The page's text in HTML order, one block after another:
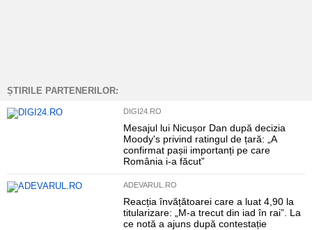
ȘTIRILE PARTENERILOR:
DIGI24.RO
Mesajul lui Nicușor Dan după decizia
Moody's privind ratingul de țară: „A
confirmat pașii importanți pe care
România i-a făcut”
ADEVARUL.RO
Reacția învățătoarei care a luat 4,90 la
titularizare: „M-a trecut din iad în rai”. La
ce notă a ajuns după contestație